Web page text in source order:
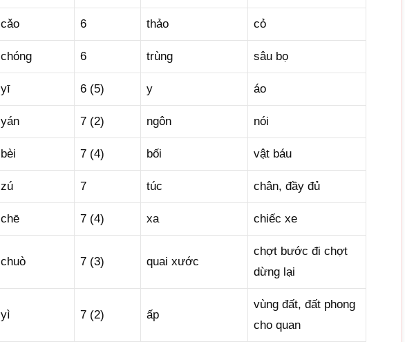
cǎo 6 thảo cỏ
chóng 6 trùng sâu bọ
yī 6 (5) y áo
yán 7 (2) ngôn nói
bèi 7 (4) bối vật báu
zú 7 túc chân, đầy đủ
chē 7 (4) xa chiếc xe
chuò 7 (3) quai xước
chợt bước đi chợt
dừng lại
yì 7 (2) ấp
vùng đất, đất phong
cho quan